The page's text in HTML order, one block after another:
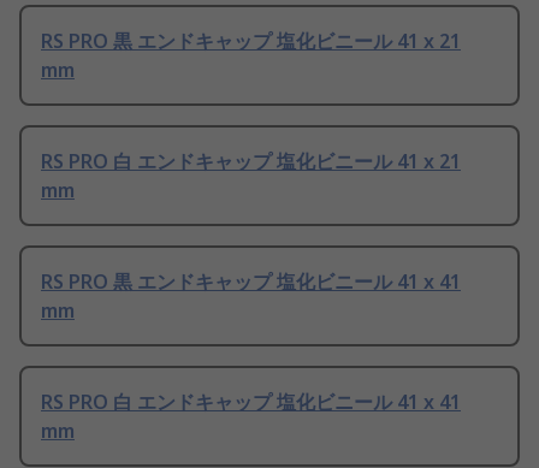
RS PRO 黒 エンドキャップ 塩化ビニール 41 x 21
mm
RS PRO 白 エンドキャップ 塩化ビニール 41 x 21
mm
RS PRO 黒 エンドキャップ 塩化ビニール 41 x 41
mm
RS PRO 白 エンドキャップ 塩化ビニール 41 x 41
mm